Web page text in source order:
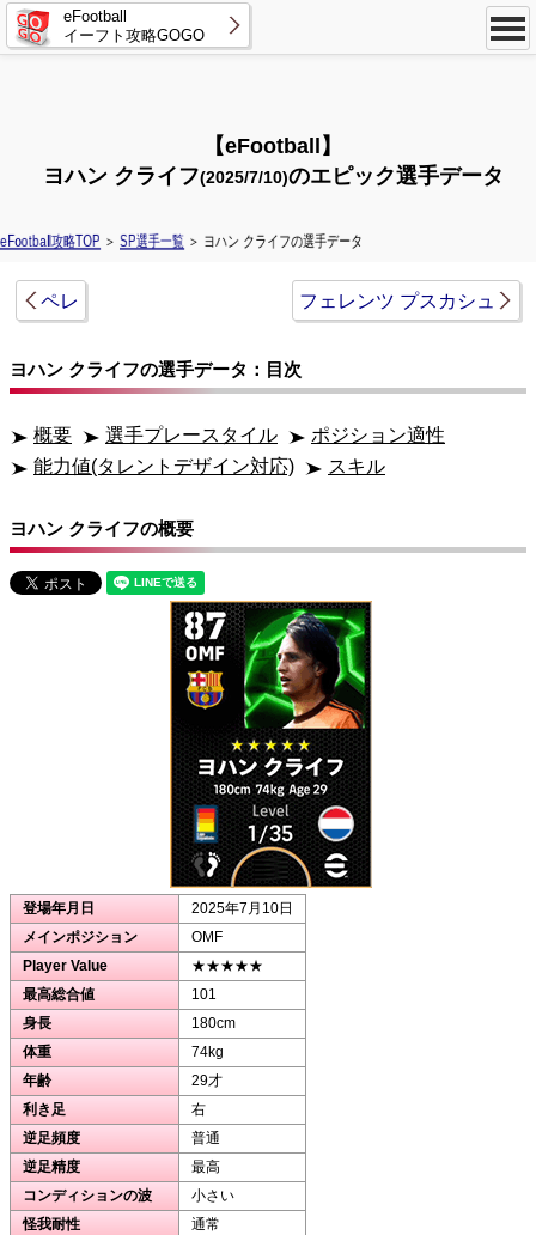
eFootball
イーフト攻略GOGO
【eFootball】
ヨハン クライフ(2025/7/10)のエピック選手データ
eFootball攻略TOP ＞ SP選手一覧 ＞ ヨハン クライフの選手データ
ペレ フェレンツ プスカシュ
ヨハン クライフの選手データ：目次
概要 選手プレースタイル
ポジション適性
能力値(タレントデザイン対応)
スキル
ヨハン クライフの概要
登場年月日
2025年7月10日
メインポジション
OMF
Player Value
★★★★★
最高総合値
101
身長
180cm
体重
74kg
年齢
29才
利き足
右
逆足頻度
普通
逆足精度
最高
コンディションの波
小さい
怪我耐性
通常